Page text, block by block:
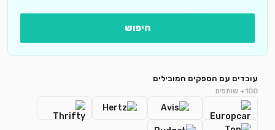
חיפוש
עובדים עם הספקים המובילים
100+ שותפים